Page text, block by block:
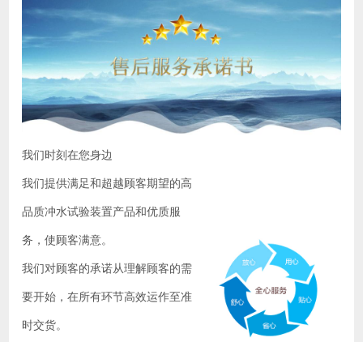
我们时刻在您身边
我们提供满足和超越顾客期望的高
品质冲水试验装置产品和优质服
务，使顾客满意。
我们对顾客的承诺从理解顾客的需
要开始，在所有环节高效运作至准
时交货。